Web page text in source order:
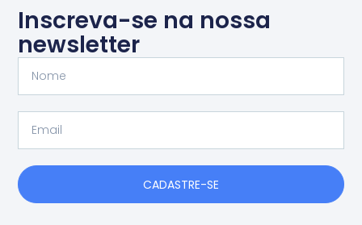
Inscreva-se na nossa
newsletter
CADASTRE-SE